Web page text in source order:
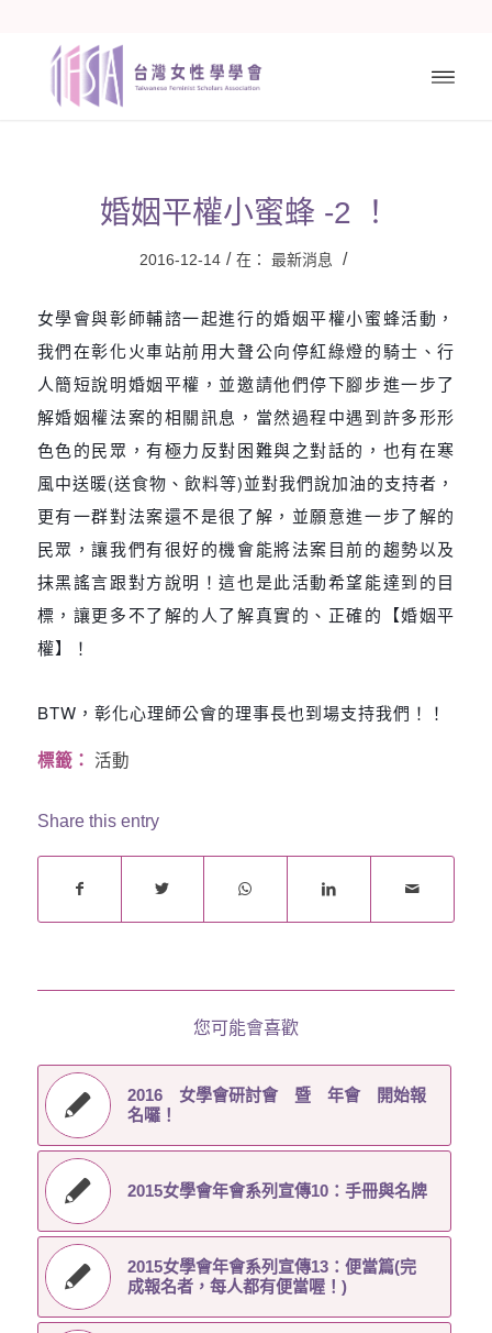
婚姻平權小蜜蜂 -2 ！
2016-12-14 / 在： 最新消息 /
女學會與彰師輔諮一起進行的婚姻平權小蜜蜂活動，
我們在彰化火車站前用大聲公向停紅綠燈的騎士、行
人簡短說明婚姻平權，並邀請他們停下腳步進一步了
解婚姻權法案的相關訊息，當然過程中遇到許多形形
色色的民眾，有極力反對困難與之對話的，也有在寒
風中送暖(送食物、飲料等)並對我們說加油的支持者，
更有一群對法案還不是很了解，並願意進一步了解的
民眾，讓我們有很好的機會能將法案目前的趨勢以及
抹黑謠言跟對方說明！這也是此活動希望能達到的目
標，讓更多不了解的人了解真實的、正確的【婚姻平
權】！
BTW，彰化心理師公會的理事長也到場支持我們！！
標籤： 活動
Share this entry
您可能會喜歡
2016 女學會研討會 暨 年會 開始報
名囉！
2015女學會年會系列宣傳10：手冊與名牌
2015女學會年會系列宣傳13：便當篇(完
成報名者，每人都有便當喔！)